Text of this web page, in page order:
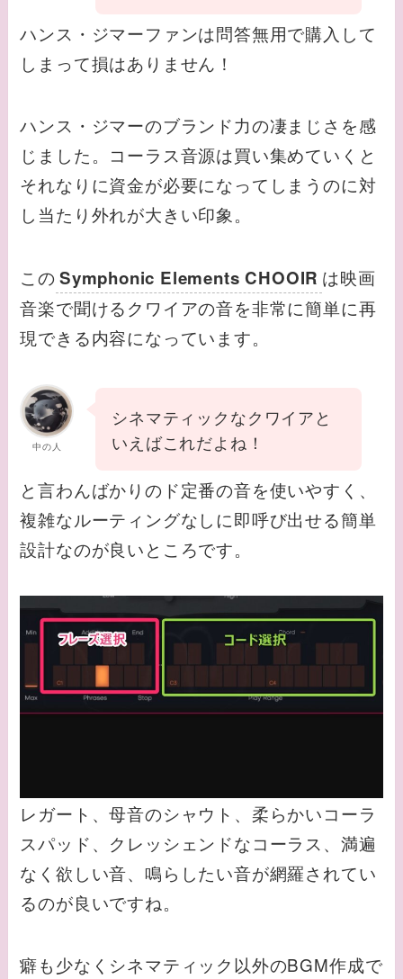
ハンス・ジマーファンは問答無用で購入して
しまって損はありません！
ハンス・ジマーのブランド力の凄まじさを感
じました。コーラス音源は買い集めていくと
それなりに資金が必要になってしまうのに対
し当たり外れが大きい印象。
このSymphonic Elements CHOOIR は映画
音楽で聞けるクワイアの音を非常に簡単に再
現できる内容になっています。
中の人
シネマティックなクワイアと
いえばこれだよね！
と言わんばかりのド定番の音を使いやすく、
複雑なルーティングなしに即呼び出せる簡単
設計なのが良いところです。
レガート、母音のシャウト、柔らかいコーラ
スパッド、クレッシェンドなコーラス、満遍
なく欲しい音、鳴らしたい音が網羅されてい
るのが良いですね。
癖も少なくシネマティック以外のBGM作成で